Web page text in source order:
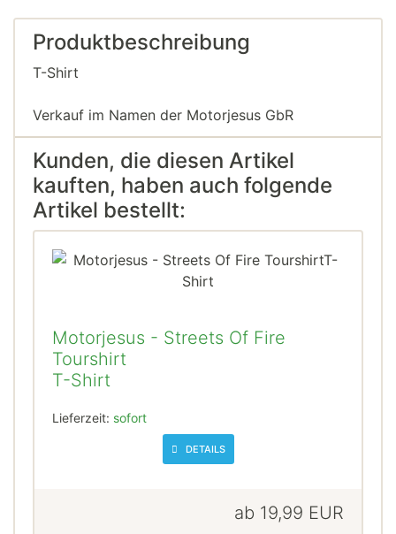
Produktbeschreibung
T-Shirt
Verkauf im Namen der Motorjesus GbR
Kunden, die diesen Artikel
kauften, haben auch folgende
Artikel bestellt:
Motorjesus - Streets Of Fire
Tourshirt
T-Shirt
Lieferzeit: sofort
DETAILS
ab 19,99 EUR